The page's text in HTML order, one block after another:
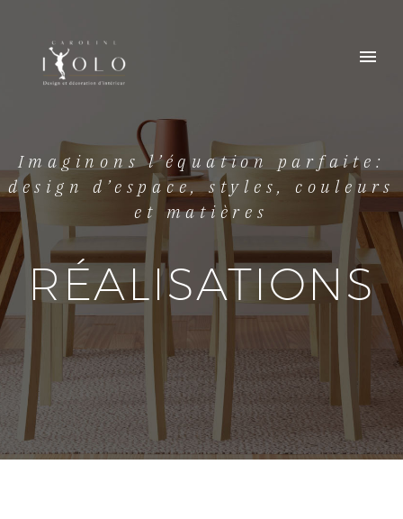
Imaginons l’équation parfaite:
design d’espace, styles, couleurs
et matières
RÉALISATIONS